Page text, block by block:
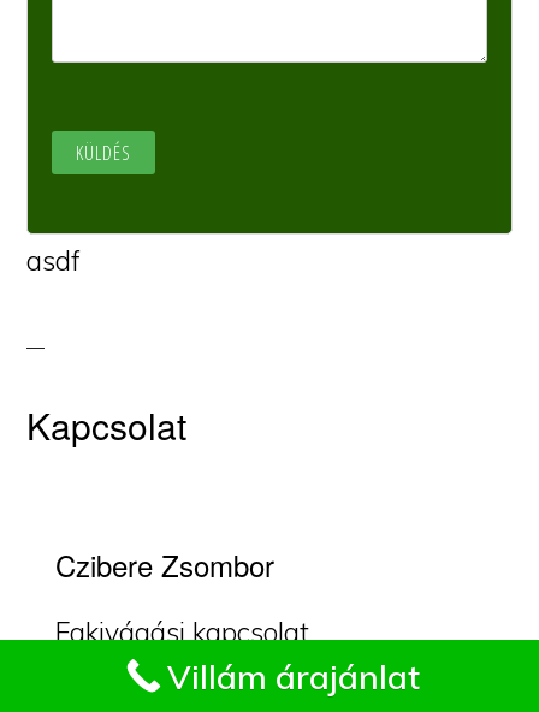
asdf
Kapcsolat
Czibere Zsombor
Fakivágási kapcsolat
Máriaremetén.Villám árajánlat